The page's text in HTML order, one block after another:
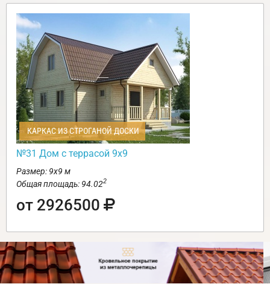
КАРКАС ИЗ СТРОГАНОЙ ДОСКИ
№31 Дом с террасой 9х9
Размер: 9х9 м
Общая площадь: 94.022
от 2926500